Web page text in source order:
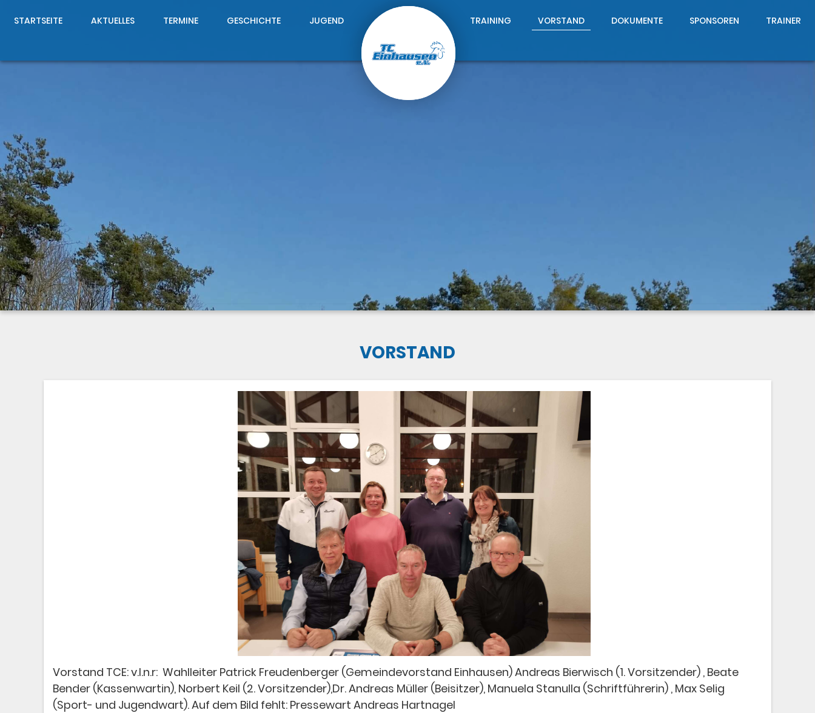
STARTSEITE AKTUELLES TERMINE GESCHICHTE JUGEND TRAINING VORSTAND DOKUMENTE SPONSOREN TRAINER
VORSTAND
Vorstand TCE: v.l.n.r: Wahlleiter Patrick Freudenberger (Gemeindevorstand Einhausen) Andreas Bierwisch (1. Vorsitzender) , Beate
Bender (Kassenwartin), Norbert Keil (2. Vorsitzender),Dr. Andreas Müller (Beisitzer), Manuela Stanulla (Schriftführerin) , Max Selig
(Sport- und Jugendwart). Auf dem Bild fehlt: Pressewart Andreas Hartnagel